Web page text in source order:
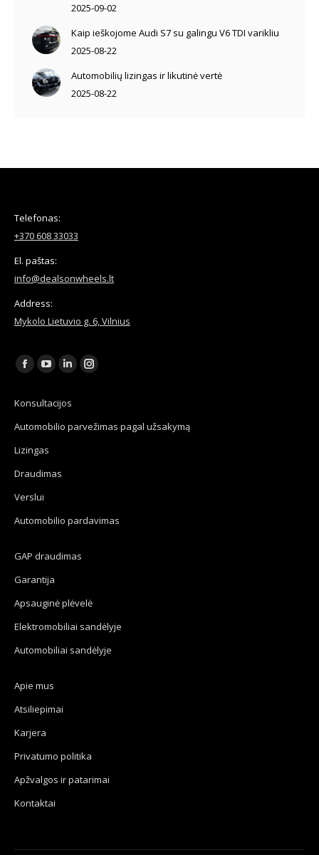
2025-09-02
Kaip ieškojome Audi S7 su galingu V6 TDI varikliu
2025-08-22
Automobilių lizingas ir likutinė vertė
2025-08-22
Telefonas:
+370 608 33033
El. paštas:
info@dealsonwheels.lt
Address:
Mykolo Lietuvio g. 6, Vilnius
Find us on:
Facebook
opens
in
new
YouTube
opens
in
new
Linkedin
opens
in
Instagram
in
Konsultacijos
Automobilio parvežimas pagal užsakymą
Lizingas
Draudimas
Verslui
Automobilio pardavimas
GAP draudimas
Garantija
Apsauginė plėvelė
Elektromobiliai sandėlyje
Automobiliai sandėlyje
Apie mus
Atsiliepimai
Karjera
Privatumo politika
Apžvalgos ir patarimai
Kontaktai